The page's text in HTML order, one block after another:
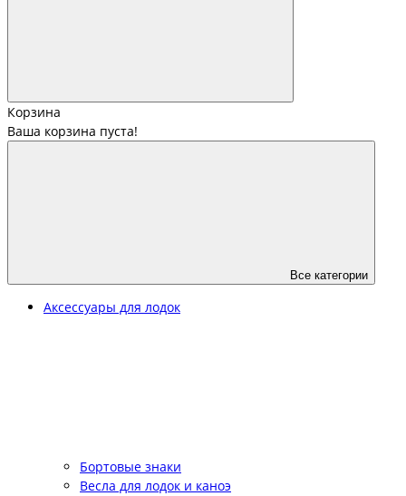
Корзина
Ваша корзина пуста!
Все категории
Аксессуары для лодок
Бортовые знаки
Весла для лодок и каноэ